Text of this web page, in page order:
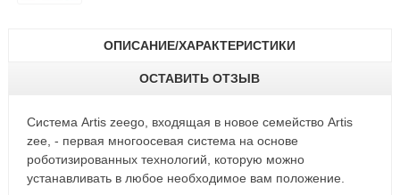
ОПИСАНИЕ/ХАРАКТЕРИСТИКИ
ОСТАВИТЬ ОТЗЫВ
Система Artis zeego, входящая в новое семейство Artis
zee, - первая многоосевая система на основе
роботизированных технологий, которую можно
устанавливать в любое необходимое вам положение.